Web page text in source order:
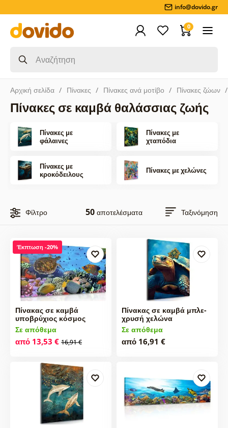
info@dovido.gr
0
Αρχική σελίδα Πίνακες Πίνακες ανά μοτίβο Πίνακες ζώων
Πίνακες σε καμβά θαλάσσιας ζωής
Πίνακες με
φάλαινες
Πίνακες με
χταπόδια
Πίνακες με
κροκόδειλους
Πίνακες με χελώνες
Φίλτρο 50 αποτελέσματα Ταξινόμηση
Έκπτωση -20%
Πίνακας σε καμβά
υποβρύχιος κόσμος
Σε απόθεμα
από 13,53 € 16,91 €
Πίνακας σε καμβά μπλε-
χρυσή χελώνα
Σε απόθεμα
από 16,91 €